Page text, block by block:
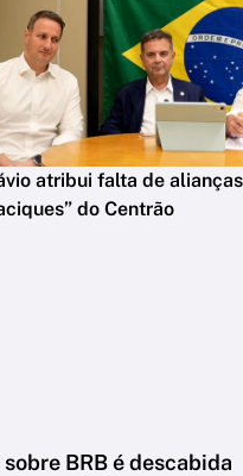
atribui falta de
do Centrão
BRB é descabida